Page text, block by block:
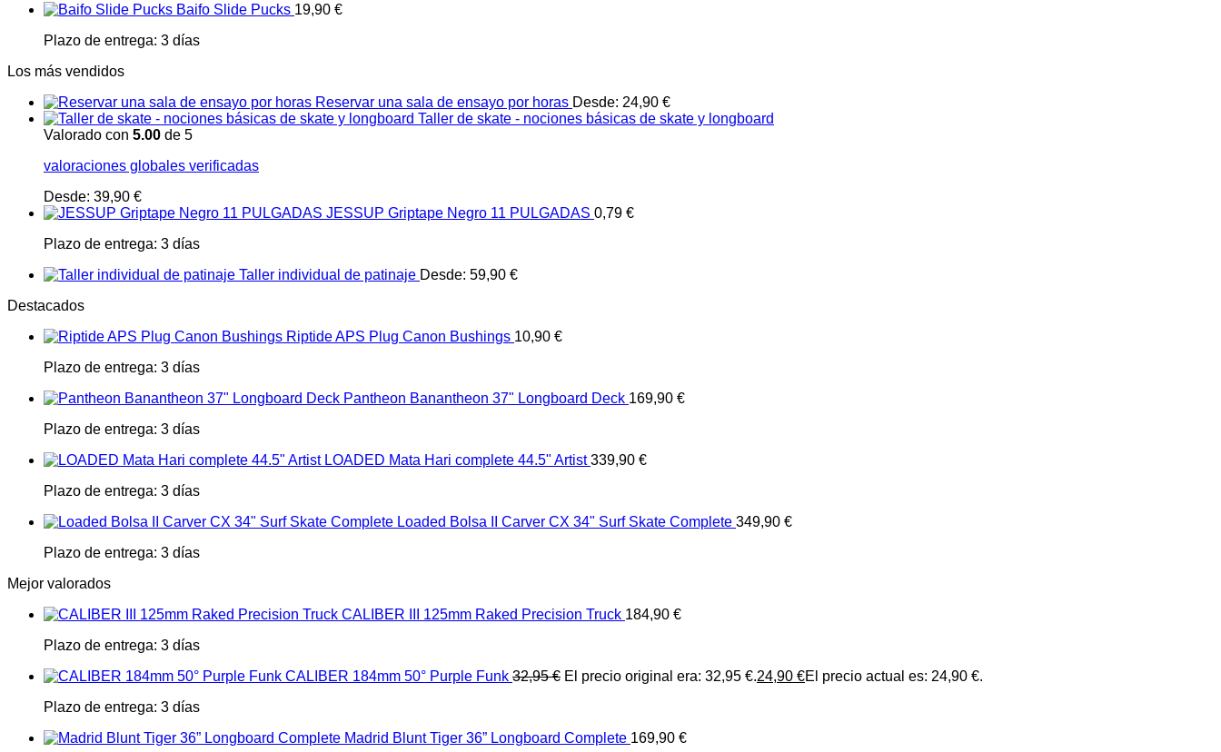
Baifo Slide Pucks 19,90 €
Plazo de entrega: 3 días
Los más vendidos
Reservar una sala de ensayo por horas Desde: 24,90 €
Taller de skate - nociones básicas de skate y longboard
Valorado con 5.00 de 5
valoraciones globales verificadas
Desde: 39,90 €
JESSUP Griptape Negro 11 PULGADAS 0,79 €
Plazo de entrega: 3 días
Taller individual de patinaje Desde: 59,90 €
Destacados
Riptide APS Plug Canon Bushings 10,90 €
Plazo de entrega: 3 días
Pantheon Banantheon 37" Longboard Deck 169,90 €
Plazo de entrega: 3 días
LOADED Mata Hari complete 44.5" Artist 339,90 €
Plazo de entrega: 3 días
Loaded Bolsa II Carver CX 34" Surf Skate Complete 349,90 €
Plazo de entrega: 3 días
Mejor valorados
CALIBER III 125mm Raked Precision Truck 184,90 €
Plazo de entrega: 3 días
CALIBER 184mm 50° Purple Funk 32,95€ El precio original era: 32,95 €.24,90 €El precio actual es: 24,90 €.
Plazo de entrega: 3 días
Madrid Blunt Tiger 36” Longboard Complete 169,90 €